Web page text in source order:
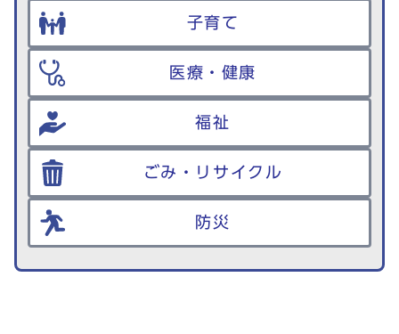
子育て
医療・健康
福祉
ごみ・リサイクル
防災